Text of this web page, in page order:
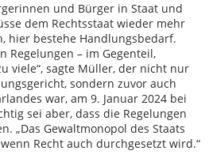
und Bürger in Staat und
dem Rechtsstaat wieder mehr
hier bestehe Handlungsbedarf.
Regelungen – im Gegenteil,
viele“, sagte Müller, der nicht nur
sondern zuvor auch
war, am 9. Januar 2024 bei
sei aber, dass die Regelungen
„Das Gewaltmonopol des Staats
Recht auch durchgesetzt wird.“